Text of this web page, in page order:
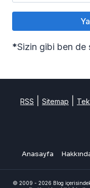
*Sizin gibi ben de
RSS Sitemap
Anasayfa
© 2009 - 2026 Blog